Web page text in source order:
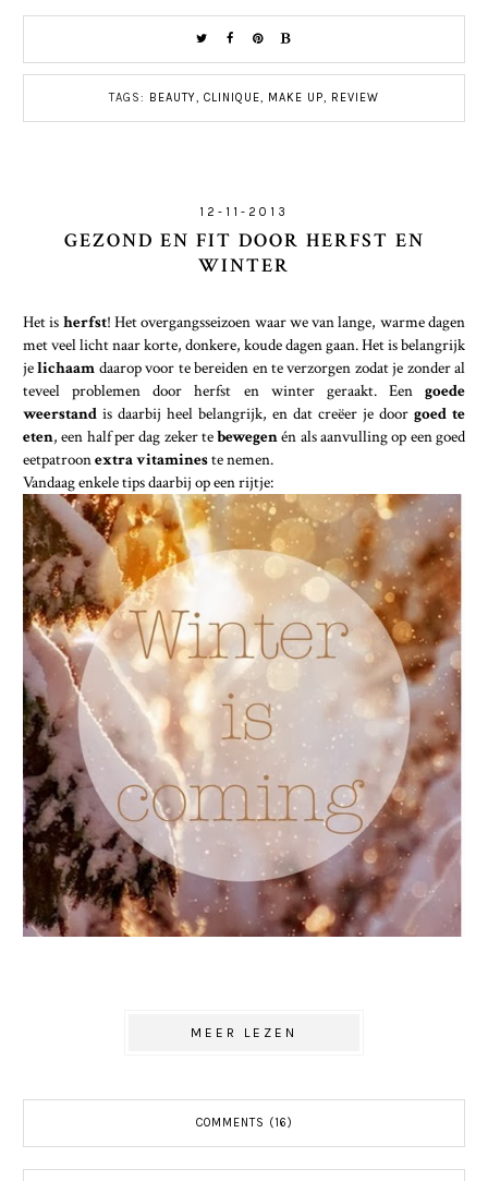
TAGS: BEAUTY CLINIQUE MAKE UP REVIEW
12-11-2013
GEZOND EN FIT DOOR HERFST EN
WINTER
Het is herfst! Het overgangsseizoen waar we van lange, warme dagen
met veel licht naar korte, donkere, koude dagen gaan. Het is belangrijk
jelichaam daarop voor te bereiden en te verzorgen zodat je zonder al
teveel problemen door herfst en winter geraakt. Een goede
weerstand is daarbij heel belangrijk, en dat creëer je door goed te
eten, een half per dag zeker tebewegenén als aanvulling op een goed
eetpatroonextra vitamineste nemen.
Vandaag enkele tips daarbij op een rijtje:
MEER LEZEN
COMMENTS (16)